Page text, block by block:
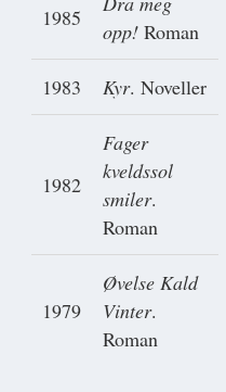
1985
opp! Roman
1983 Kyr. Noveller
1982
Fager
kveldssol
smiler.
Roman
1979
Øvelse Kald
Vinter.
Roman